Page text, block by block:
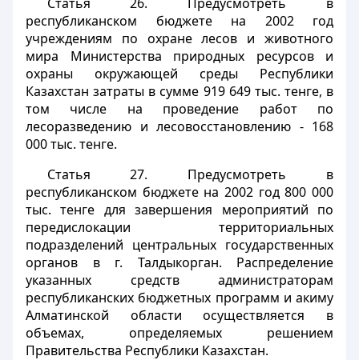
республиканском бюджете на 2002 год
учреждениям по охране лесов и животного
мира Министерства природных ресурсов и
охраны окружающей среды Республики
Казахстан затраты в сумме 919 649 тыс. тенге, в
том числе на проведение работ по
лесоразведению и лесовосстановлению - 168
000 тыс. тенге.
Статья 27. Предусмотреть в
республиканском бюджете на 2002 год 800 000
тыс. тенге для завершения мероприятий по
передислокации территориальных
подразделений центральных государственных
органов в г. Талдыкорган. Распределение
указанных средств администраторам
республиканских бюджетных программ и акиму
Алматинской области осуществляется в
объемах, определяемых решением
Правительства Республики Казахстан.